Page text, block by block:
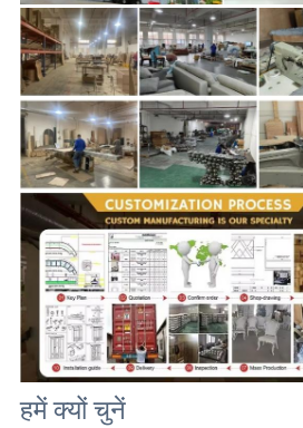
हमें क्यों चुनें